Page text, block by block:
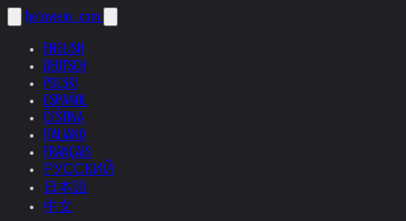
helnwein .com
ENGLISH
DEUTSCH
POLSKI
ESPAÑOL
ČEŠTINA
ITALIANO
FRANÇAIS
РУССКИЙ
日本語
中文